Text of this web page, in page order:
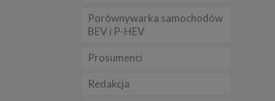
Porównywarka samochodów
BEV i P-HEV
Prosumenci
Redakcja